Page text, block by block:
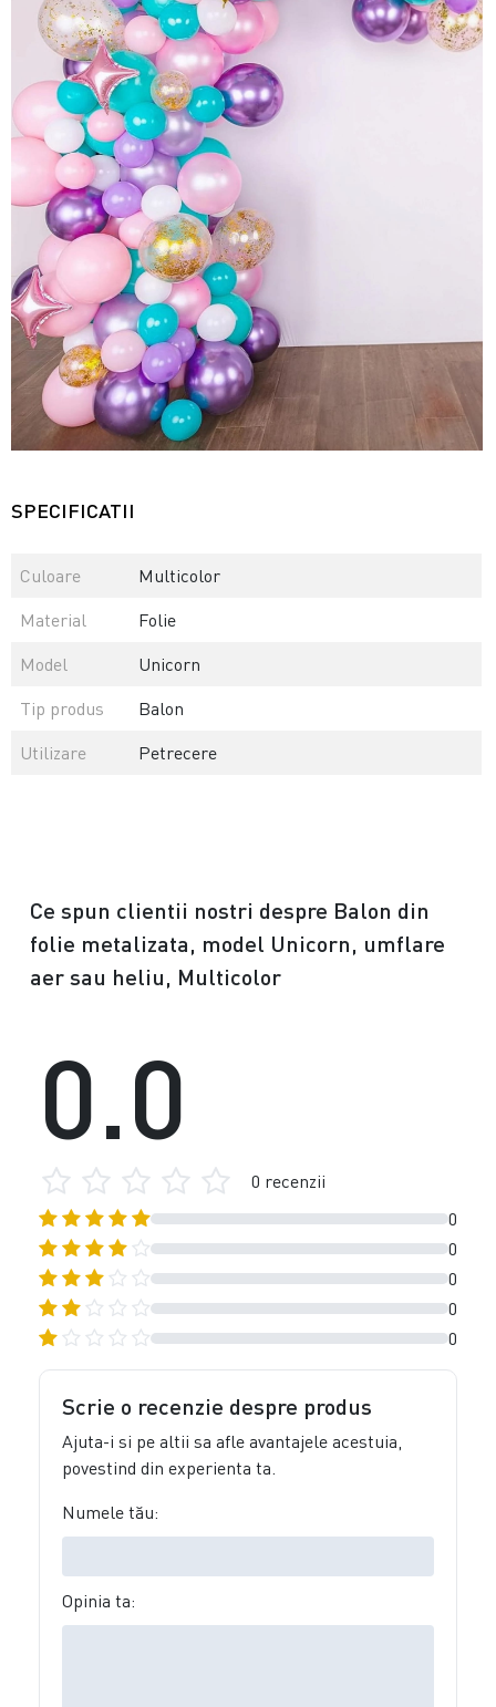
SPECIFICATII
Culoare
Multicolor
Material
Folie
Model
Unicorn
Tip produs
Balon
Utilizare
Petrecere
Ce spun clientii nostri despre Balon din
folie metalizata, model Unicorn, umflare
aer sau heliu, Multicolor
0
0
0
0
0
0.0
0 recenzii
Scrie o recenzie despre produs
Ajuta-i si pe altii sa afle avantajele acestuia,
povestind din experienta ta.
Numele tău:
Opinia ta: